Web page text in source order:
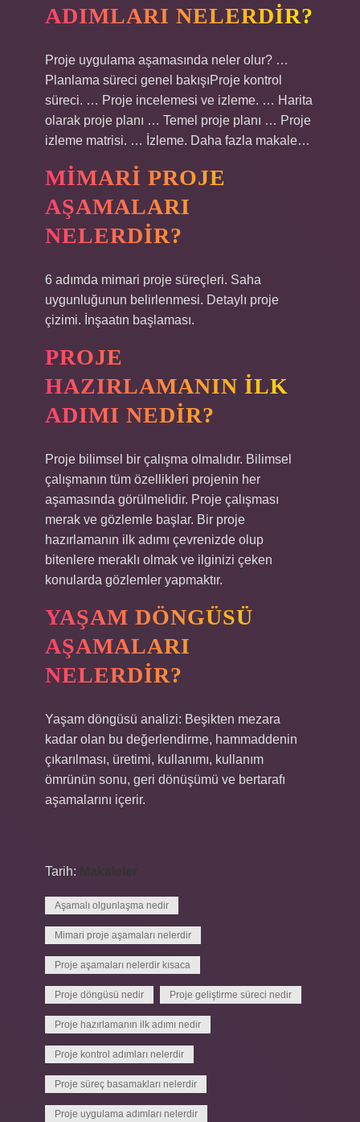
ADIMLARI NELERDIR?
Proje uygulama aşamasında neler olur? …
Planlama süreci genel bakışıProje kontrol
süreci. … Proje incelemesi ve izleme. … Harita
olarak proje planı … Temel proje planı … Proje
izleme matrisi. … İzleme. Daha fazla makale…
MIMARI PROJE
AŞAMALARI
NELERDIR?
6 adımda mimari proje süreçleri. Saha
uygunluğunun belirlenmesi. Detaylı proje
çizimi. İnşaatın başlaması.
PROJE
HAZIRLAMANIN ILK
ADIMI NEDIR?
Proje bilimsel bir çalışma olmalıdır. Bilimsel
çalışmanın tüm özellikleri projenin her
aşamasında görülmelidir. Proje çalışması
merak ve gözlemle başlar. Bir proje
hazırlamanın ilk adımı çevrenizde olup
bitenlere meraklı olmak ve ilginizi çeken
konularda gözlemler yapmaktır.
YAŞAM DÖNGÜSÜ
AŞAMALARI
NELERDIR?
Yaşam döngüsü analizi: Beşikten mezara
kadar olan bu değerlendirme, hammaddenin
çıkarılması, üretimi, kullanımı, kullanım
ömrünün sonu, geri dönüşümü ve bertarafı
aşamalarını içerir.
Tarih:
Aşamalı olgunlaşma nedir
Mimari proje aşamaları nelerdir
Proje aşamaları nelerdir kısaca
Proje döngüsü nedir Proje geliştirme süreci nedir
Proje hazırlamanın ilk adımı nedir
Proje kontrol adımları nelerdir
Proje süreç basamakları nelerdir
Proje uygulama adımları nelerdir